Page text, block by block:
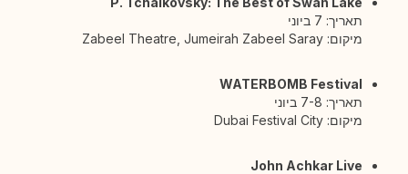
תאריך: 7 ביוני
מיקום: Zabeel Theatre, Jumeirah Zabeel Saray
WATERBOMB Festival
תאריך: 7-8 ביוני
מיקום: Dubai Festival City
John Achkar Live